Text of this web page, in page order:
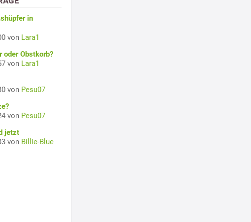
in
von Lara1
oder Obstkorb?
von Lara1
von Pesu07
von Pesu07
jetzt
von Billie-Blue